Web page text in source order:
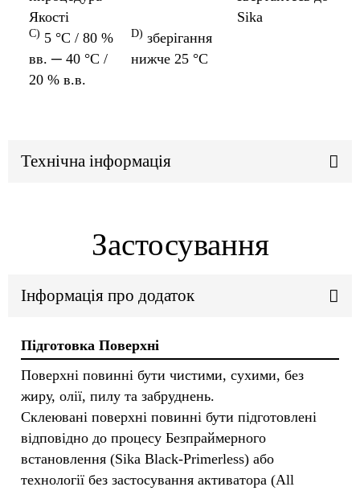
Якості
Sika
C) 5 °C / 80 %
вв. ─ 40 °C /
20 % в.в.
D) зберігання
нижче 25 °C
Технічна інформація
Застосування
Інформація про додаток
Підготовка Поверхні
Поверхні повинні бути чистими, сухими, без
жиру, олії, пилу та забруднень.
Склеювані поверхні повинні бути підготовлені
відповідно до процесу Безпраймерного
встановлення (Sika Black-Primerless) або
технології без застосування активатора (All